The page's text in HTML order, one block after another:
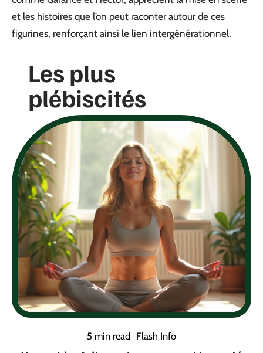
et les histoires que l’on peut raconter autour de ces
figurines, renforçant ainsi le lien intergénérationnel.
Les plus
plébiscités
5 min read Flash Info